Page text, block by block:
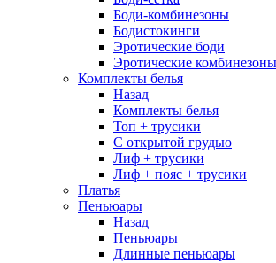
Боди-комбинезоны
Бодистокинги
Эротические боди
Эротические комбинезоны
Комплекты белья
Назад
Комплекты белья
Топ + трусики
С открытой грудью
Лиф + трусики
Лиф + пояс + трусики
Платья
Пеньюары
Назад
Пеньюары
Длинные пеньюары